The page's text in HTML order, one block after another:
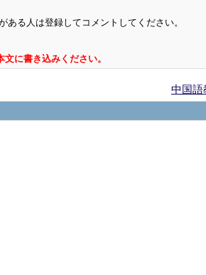
る人は登録してコメントしてください。
に書き込みください。
中国語